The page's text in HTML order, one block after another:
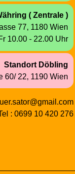
( Zentrale )
77, 1180 Wien
10.00- 22.00 Uhr
Standort Döbl ing
60/22, 1190Wien
: 0699 10 420 276